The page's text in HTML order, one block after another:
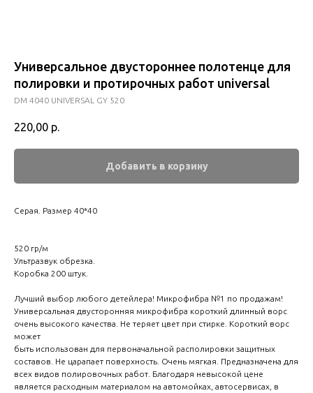
Универсальное двустороннее полотенце для
полировки и протирочных работ universal
DM 4040 UNIVERSAL GY 520
220,00 р.
Добавить в корзину
Серая. Размер 40*40
520 гр/м
Ультразвук обрезка.
Коробка 200 штук.
Лучший выбор любого детейлера! Микрофибра №1 по продажам!
Универсальная двусторонняя микрофибра короткий длинный ворс
очень высокого качества. Не теряет цвет при стирке. Короткий ворс
может
быть использован для первоначальной располировки защитных
составов. Не царапает поверхность. Очень мягкая. Предназначена для
всех видов полировочных работ. Благодаря невысокой цене
является расходным материалом на автомойках, автосервисах, в